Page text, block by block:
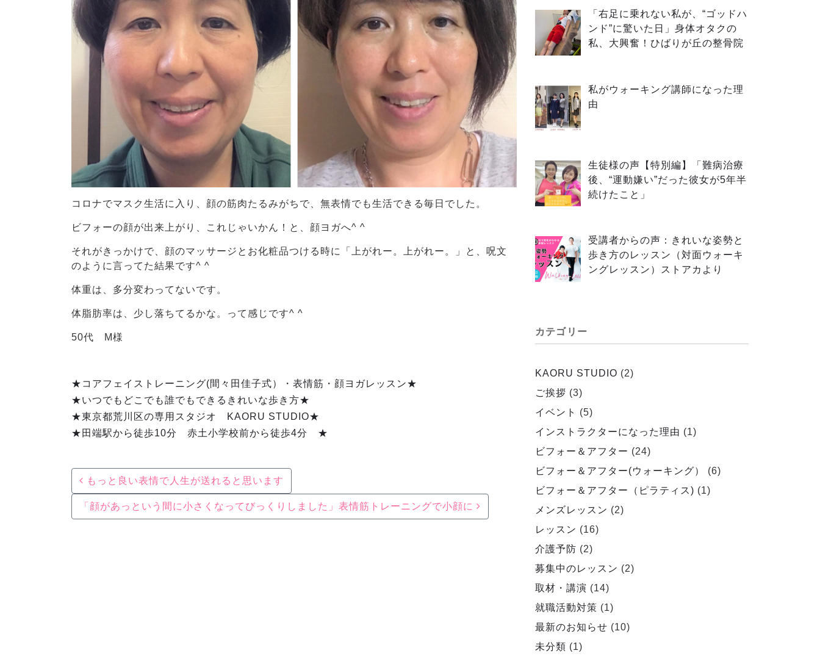
コロナでマスク生活に入り、顔の筋肉たるみがちで、無表情でも生活できる毎日でした。
ビフォーの顔が出来上がり、これじゃいかん！と、顔ヨガへ^ ^
それがきっかけで、顔のマッサージとお化粧品つける時に「上がれー。上がれー。」と、呪文
のように言ってた結果です^ ^
体重は、多分変わってないです。
体脂肪率は、少し落ちてるかな。って感じです^ ^
50代 M様
★コアフェイストレーニング(間々田佳子式）・表情筋・顔ヨガレッスン★
★いつでもどこでも誰でもできるきれいな歩き方★
★東京都荒川区の専用スタジオ KAORU STUDIO★
★田端駅から徒歩10分 赤土小学校前から徒歩4分 ★
Post navigation
もっと良い表情で人生が送れると思います
「顔があっという間に小さくなってびっくりしました」表情筋トレーニングで小顔に
「右足に乗れない私が、“ゴッドハ
ンド”に驚いた日」身体オタクの
私、大興奮！ひばりが丘の整骨院
私がウォーキング講師になった理
由
生徒様の声【特別編】「難病治療
後、“運動嫌い”だった彼女が5年半
続けたこと」
受講者からの声：きれいな姿勢と
歩き方のレッスン（対面ウォーキ
ングレッスン）ストアカより
カテゴリー
KAORU STUDIO (2)
ご挨拶 (3)
イベント
(5)
インストラクターになった理由 (1)
ビフォー＆アフター (24)
ビフォー＆アフター(ウォーキング）
(6)
ビフォー＆アフター（ピラティス) (1)
メンズレッスン (2)
レッスン (16)
介護予防 (2)
募集中のレッスン (2)
取材・講演 (14)
就職活動対策 (1)
最新のお知らせ (10)
未分類 (1)